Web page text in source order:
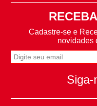
Cadastre-se e
novidades
Siga-